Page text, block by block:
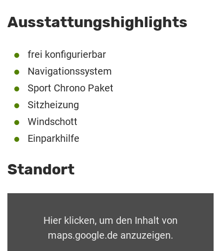
Ausstattungshighlights
frei konfigurierbar
Navigationssystem
Sport Chrono Paket
Sitzheizung
Windschott
Einparkhilfe
Standort
Hier klicken, um den Inhalt von
maps.google.de anzuzeigen.